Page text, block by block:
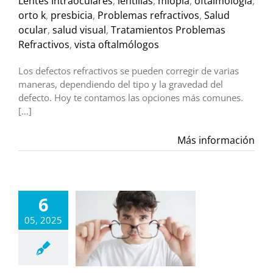
orto k, presbicia, Problemas refractivos, Salud
ocular, salud visual, Tratamientos Problemas
Refractivos, vista oftalmólogos
Los defectos refractivos se pueden corregir de varias
maneras, dependiendo del tipo y la gravedad del
defecto. Hoy te contamos las opciones más comunes.
[…]
Más información
6
05, 2025